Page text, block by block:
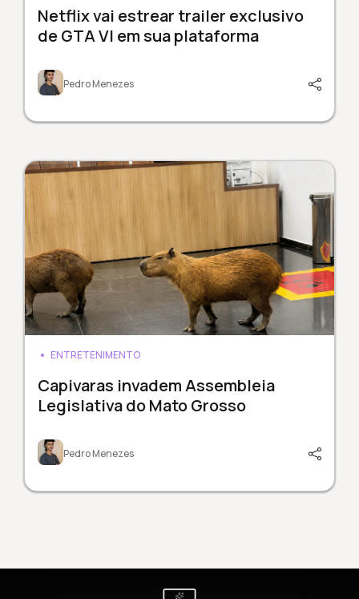
Netflix vai estrear trailer exclusivo
de GTA VI em sua plataforma
Pedro Menezes
ENTRETENIMENTO
Capivaras invadem Assembleia
Legislativa do Mato Grosso
Pedro Menezes